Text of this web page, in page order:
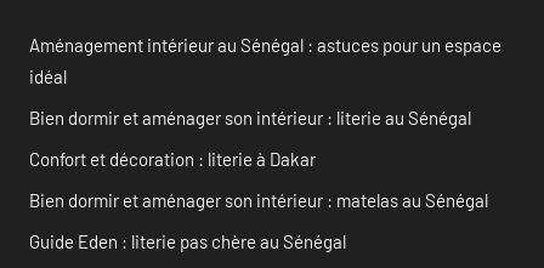
Aménagement intérieur au Sénégal : astuces pour un espace
idéal
Bien dormir et aménager son intérieur : literie au Sénégal
Confort et décoration : literie à Dakar
Bien dormir et aménager son intérieur : matelas au Sénégal
Guide Eden : literie pas chère au Sénégal